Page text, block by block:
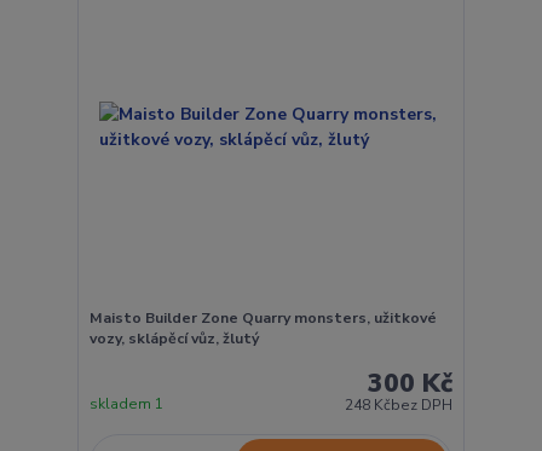
Maisto Builder Zone Quarry monsters, užitkové
vozy, sklápěcí vůz, žlutý
300 Kč
248 Kčbez DPH
skladem 1